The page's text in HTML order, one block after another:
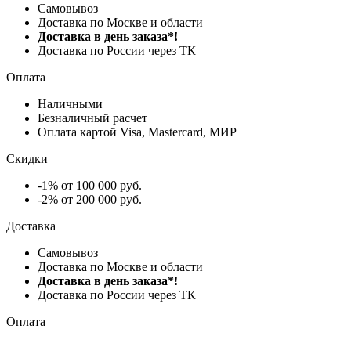
Самовывоз
Доставка по Москве и области
Доставка в день заказа*!
Доставка по России через ТК
Оплата
Наличными
Безналичный расчет
Оплата картой Visa, Mastercard, МИР
Скидки
-1% от 100 000 руб.
-2% от 200 000 руб.
Доставка
Самовывоз
Доставка по Москве и области
Доставка в день заказа*!
Доставка по России через ТК
Оплата